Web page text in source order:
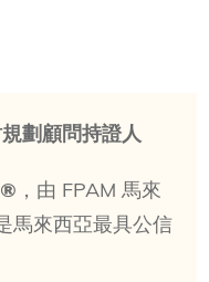
劃顧問持證人
® ，由 FPAM 馬來
馬來西亞最具公信